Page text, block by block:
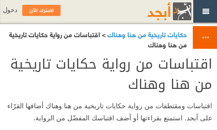
حكايات تاريخية من هنا وهناك> اقتباسات من رواية حكايات تاريخية
من هنا وهناك
اقتباسات من رواية حكايات تاريخية
من هنا وهناك
اقتباسات ومقتطفات من رواية حكايات تاريخية من هنا وهناك أضافها القرّاء
على أبجد. استمتع بقراءتها أو أضف اقتباسك المفضّل من الرواية.
اشترك الآن دخول